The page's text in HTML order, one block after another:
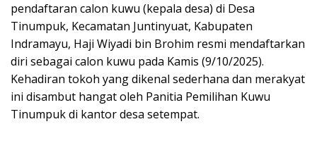
pendaftaran calon kuwu (kepala desa) di Desa
Tinumpuk, Kecamatan Juntinyuat, Kabupaten
Indramayu, Haji Wiyadi bin Brohim resmi mendaftarkan
diri sebagai calon kuwu pada Kamis (9/10/2025).
Kehadiran tokoh yang dikenal sederhana dan merakyat
ini disambut hangat oleh Panitia Pemilihan Kuwu
Tinumpuk di kantor desa setempat.